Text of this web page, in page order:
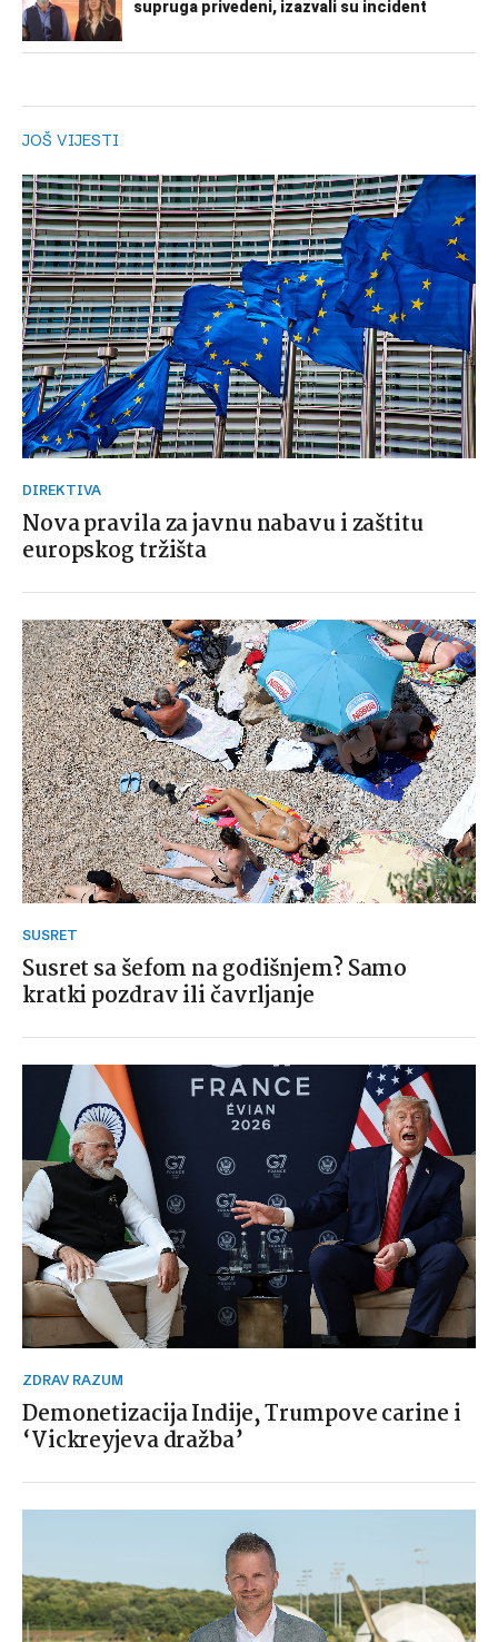
JOŠ VIJESTI
DIREKTIVA
Nova pravila za javnu nabavu i zaštitu
europskog tržišta
SUSRET
Susret sa šefom na godišnjem? Samo
kratki pozdrav ili čavrljanje
ZDRAV RAZUM
Demonetizacija Indije, Trumpove carine i
‘Vickreyjeva dražba’